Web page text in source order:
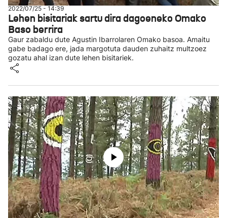
2022/07/25 - 14:39
Lehen bisitariak sartu dira dagoeneko Omako
Baso berrira
Gaur zabaldu dute Agustin Ibarrolaren Omako basoa. Amaitu
gabe badago ere, jada margotuta dauden zuhaitz multzoez
gozatu ahal izan dute lehen bisitariek.